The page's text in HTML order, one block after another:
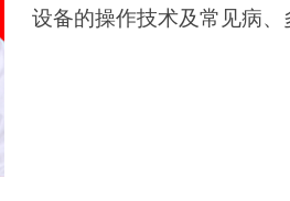
设备的操作技术及常见病、